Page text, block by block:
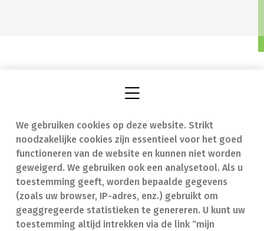
We gebruiken cookies op deze website. Strikt
noodzakelijke cookies zijn essentieel voor het goed
functioneren van de website en kunnen niet worden
geweigerd. We gebruiken ook een analysetool. Als u
toestemming geeft, worden bepaalde gegevens
(zoals uw browser, IP-adres, enz.) gebruikt om
geaggregeerde statistieken te genereren. U kunt uw
toestemming altijd intrekken via de link “mijn
Vind een apotheek
Onze expertise
Ziekten
Geneesmiddelen
In geval van nood
Contact
Veelgestelde vragen
(FAQ)